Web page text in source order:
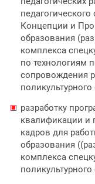
Концепции и
образования
комплекса
по технологиям
сопровождения
разработку
квалификации и
кадров для
образования
комплекса